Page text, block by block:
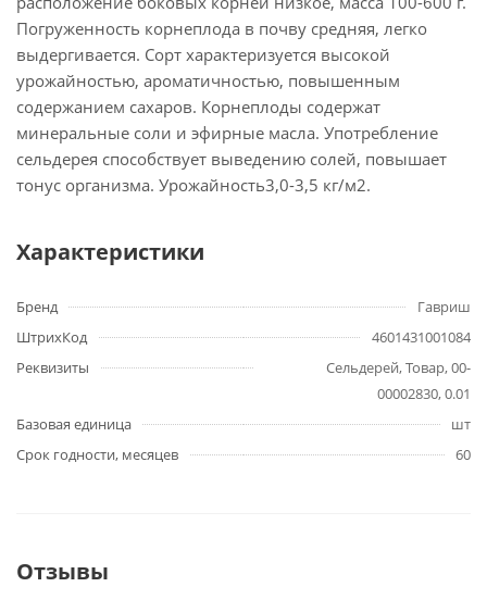
Погруженность корнеплода в почву средняя, легко
выдергивается. Сорт характеризуется высокой
урожайностью, ароматичностью, повышенным
содержанием сахаров. Корнеплоды содержат
минеральные соли и эфирные масла. Употребление
сельдерея способствует выведению солей, повышает
тонус организма. Урожайность3,0-3,5 кг/м2.
Характеристики
Бренд
Гавриш
ШтрихКод
4601431001084
Реквизиты
Сельдерей, Товар, 00-
00002830, 0.01
Базовая единица
шт
Срок годности, месяцев
60
Отзывы